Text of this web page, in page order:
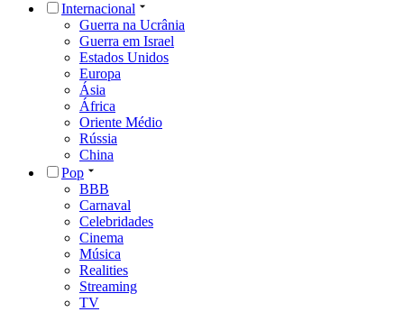
Internacional
Guerra na Ucrânia
Guerra em Israel
Estados Unidos
Europa
Ásia
África
Oriente Médio
Rússia
China
Pop
BBB
Carnaval
Celebridades
Cinema
Música
Realities
Streaming
TV